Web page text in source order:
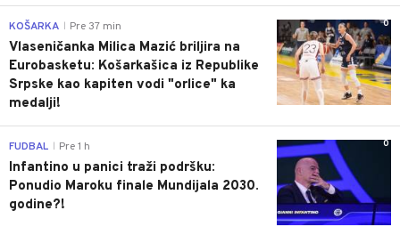
0
KOŠARKA Pre 37 min
Vlaseničanka Milica Mazić briljira na
Eurobasketu: Košarkašica iz Republike
Srpske kao kapiten vodi "orlice" ka
medalji!
0
FUDBAL Pre 1 h
Infantino u panici traži podršku:
Ponudio Maroku finale Mundijala 2030.
godine?!